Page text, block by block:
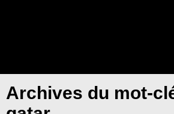
Archives du mot-